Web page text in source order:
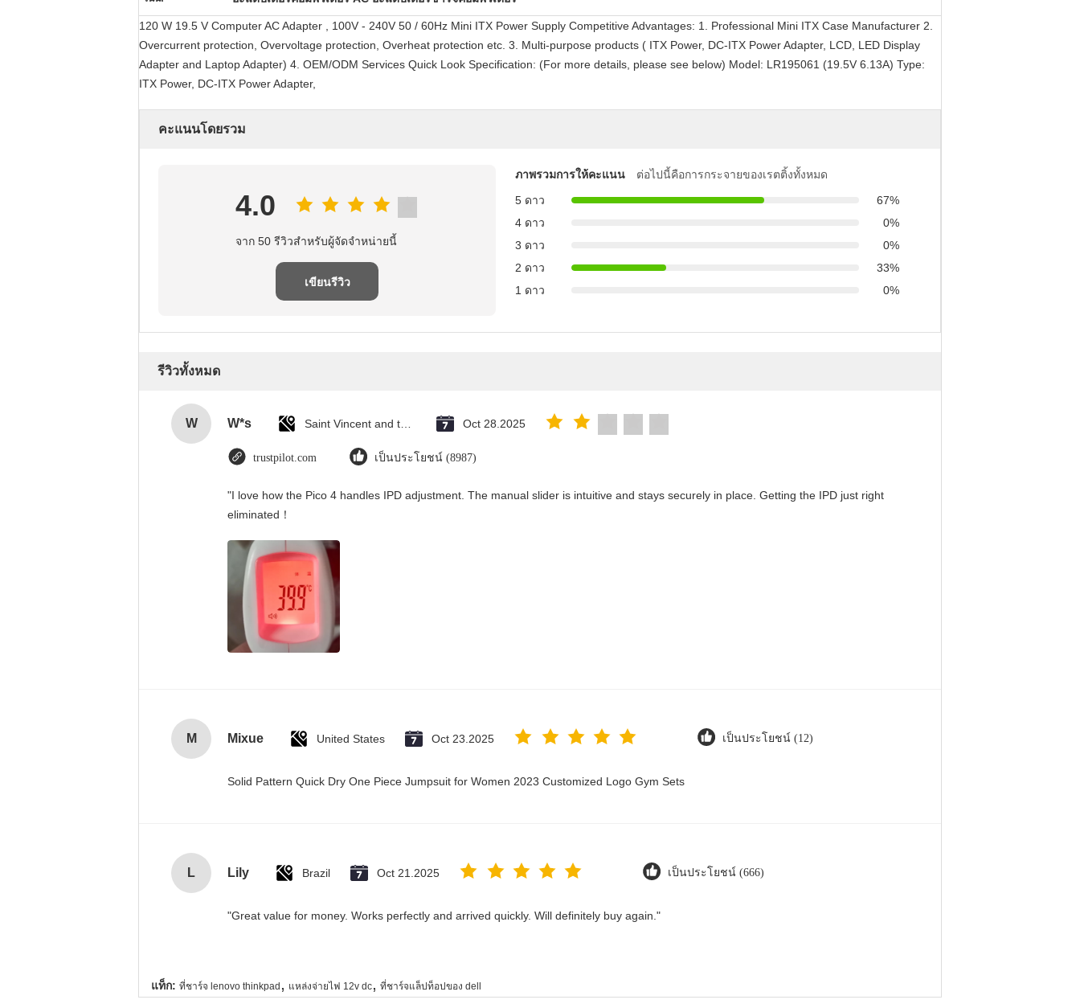
120 W 19.5 V Computer AC Adapter , 100V - 240V 50 / 60Hz Mini ITX Power Supply Competitive Advantages: 1. Professional Mini ITX Case Manufacturer 2.
Overcurrent protection, Overvoltage protection, Overheat protection etc. 3. Multi-purpose products ( ITX Power, DC-ITX Power Adapter, LCD, LED Display
Adapter and Laptop Adapter) 4. OEM/ODM Services Quick Look Specification: (For more details, please see below) Model: LR195061 (19.5V 6.13A) Type:
ITX Power, DC-ITX Power Adapter,
คะแนนโดยรวม
4.0
จาก 50 รีวิวสําหรับผู้จัดจําหน่ายนี้
เขียนรีวิว
ภาพรวมการให้คะแนน
ต่อไปนี้คือการกระจายของเรตติ้งทั้งหมด
5 ดาว
67%
4 ดาว
0%
3 ดาว
0%
2 ดาว
33%
1 ดาว
0%
รีวิวทั้งหมด
W W*s Oct 28.2025
trustpilot.com เป็นประโยชน์ (8987)
"I love how the Pico 4 handles IPD adjustment. The manual slider is intuitive and stays securely in place. Getting the IPD just right
eliminated！
M Mixue United States Oct 23.2025 เป็นประโยชน์ (12)
Solid Pattern Quick Dry One Piece Jumpsuit for Women 2023 Customized Logo Gym Sets
L Lily Brazil Oct 21.2025 เป็นประโยชน์ (666)
"Great value for money. Works perfectly and arrived quickly. Will definitely buy again."
แท็ก: ที่ชาร์จ lenovo thinkpad , แหล่งจ่ายไฟ 12v dc, ที่ชาร์จแล็ปท็อปของ dell